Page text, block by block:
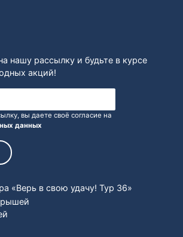
нашу рассылку и будьте в курсе
акций!
вы даете своё согласие на
данных
«Верь в свою удачу! Тур 36»